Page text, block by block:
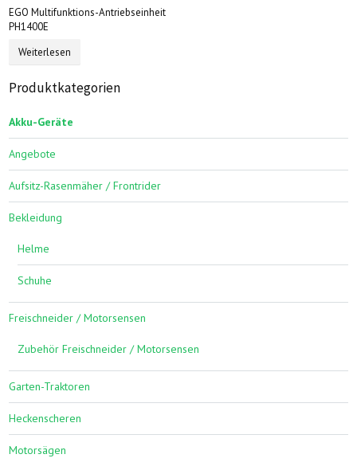
EGO Multifunktions-Antriebseinheit
PH1400E
Weiterlesen
Produktkategorien
Akku-Geräte
Angebote
Aufsitz-Rasenmäher / Frontrider
Bekleidung
Helme
Schuhe
Freischneider / Motorsensen
Zubehör Freischneider / Motorsensen
Garten-Traktoren
Heckenscheren
Motorsägen